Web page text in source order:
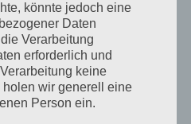
könnte jedoch eine
Daten
Verarbeitung
erforderlich und
keine
wir generell eine
Person ein.